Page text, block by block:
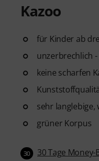
Kazoo
für Kinder ab
unzerbrechlich
keine scharfen
sehr
grüner Korpus
30 30 Tage Money-